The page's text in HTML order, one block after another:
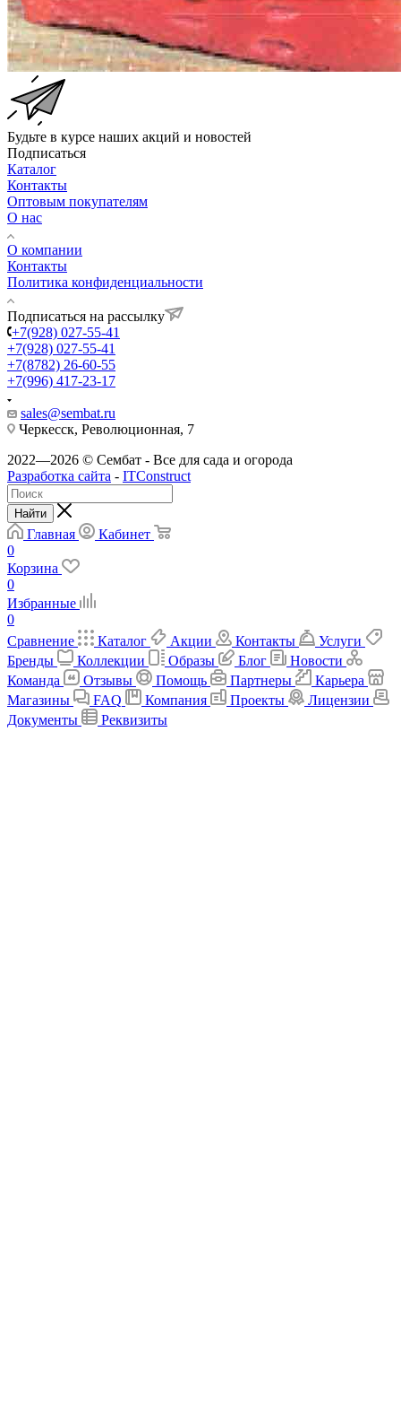
Будьте в курсе наших акций и новостей
Подписаться
Каталог
Контакты
Оптовым покупателям
О нас
О компании
Контакты
Политика конфиденциальности
Подписаться на рассылку
+7(928) 027-55-41
+7(928) 027-55-41
+7(8782) 26-60-55
+7(996) 417-23-17
sales@sembat.ru
Черкесск, Революционная, 7
2022—2026 © Сембат - Все для сада и огорода
Разработка сайта - ITConstruct
Найти
Главная
Кабинет
0
Корзина
0
Избранные
0
Сравнение
Каталог Акции Контакты
Услуги
Бренды
Коллекции Образы Блог
Новости
Команда
Отзывы Помощь Партнеры
Карьера
Магазины
FAQ Компания Проекты
Лицензии
Документы
Реквизиты